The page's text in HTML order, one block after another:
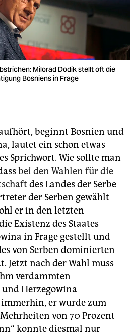
Milorad Dodik stellt oft die
Bosniens in Frage
beginnt Bosnien und
lautet ein schon etwas
Sprichwort. Wie sollte man
bei den Wahlen für die
des Landes der Serbe
der Serben gewählt
er in den letzten
Existenz des Staates
in Frage gestellt und
von Serben dominierten
Jetzt nach der Wahl muss
verdammten
Herzegowina
er wurde zum
von 70 Prozent
konnte diesmal nur